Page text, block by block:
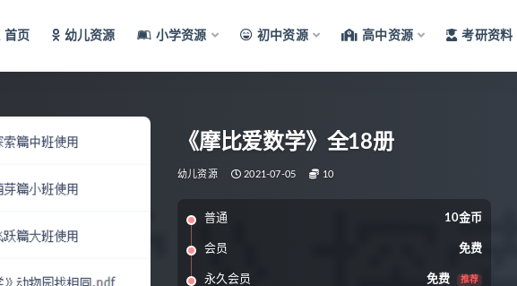
首页 幼儿资源 小学资源 初中资源 高中资源 考研资料
《摩比爱数学》全18册
幼儿资源 2021-07-05 10
普通 10金币
会员 免费
永久会员 免费 推荐